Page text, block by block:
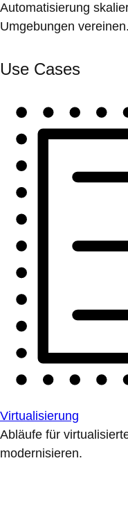
Automatisierung
Umgebungen vereinen.
Use Cases
Virtualisierung
Abläufe für
modernisieren.